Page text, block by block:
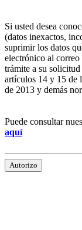
Si usted desea
(datos inexactos,
suprimir los datos
electrónico al correo
trámite a su
artículos 14 y 15 de
de 2013 y demás
Puede consultar
aquí
Autorizo